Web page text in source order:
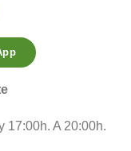
17:00h. A 20:00h.